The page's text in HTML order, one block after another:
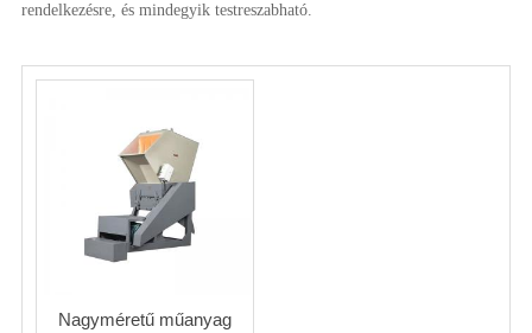
rendelkezésre, és mindegyik testreszabható.
Nagyméretű műanyag